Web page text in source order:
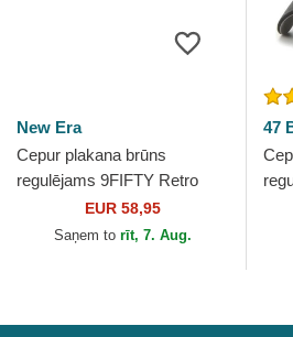
New Era
Cepur plakana brūns
regulējams 9FIFTY Retro
Crown Wool Pinstripe no
Chicago White Sox MLB no
EUR 58,95
Saņem to rīt, 7. Aug.
47